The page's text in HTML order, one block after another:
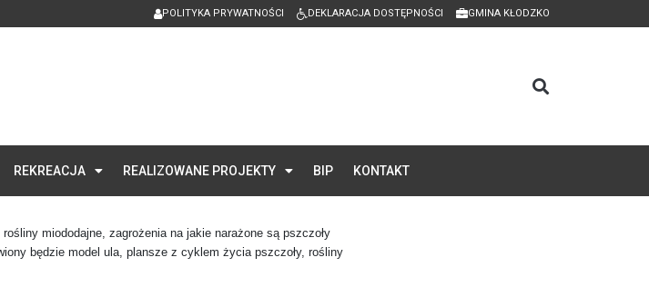
POLITYKA PRYWATNOŚCI DEKLARACJA DOSTĘPNOŚCI GMINA KŁODZKO
REKREACJA REALIZOWANE PROJEKTY BIP KONTAKT
miododajne, zagrożenia na jakie narażone są pszczoły
będzie model ula, plansze z cyklem życia pszczoły, rośliny